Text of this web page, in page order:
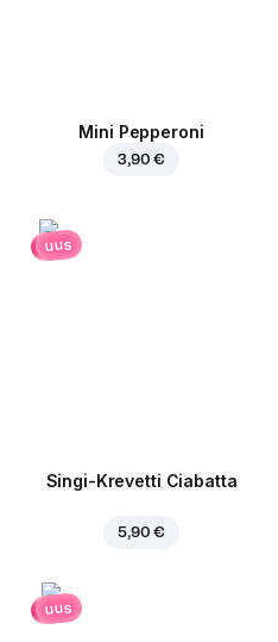
Mini Pepperoni
3,90 €
uus
Singi-Krevetti Ciabatta
5,90 €
uus